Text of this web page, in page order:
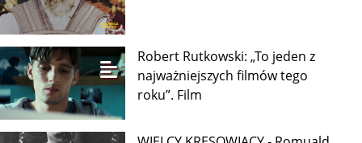
Robert Rutkowski: „To jeden z
najważniejszych filmów tego
roku”. Film